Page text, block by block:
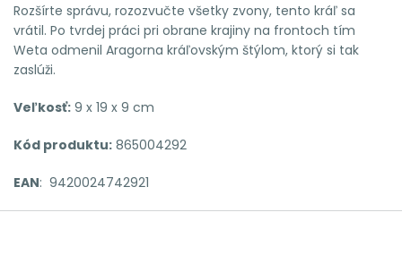
Rozšírte správu, rozozvučte všetky zvony, tento kráľ sa
vrátil. Po tvrdej práci pri obrane krajiny na frontoch tím
Weta odmenil Aragorna kráľovským štýlom, ktorý si tak
zaslúži.
Veľkosť: 9 x 19 x 9 cm
Kód produktu: 865004292
EAN: 9420024742921